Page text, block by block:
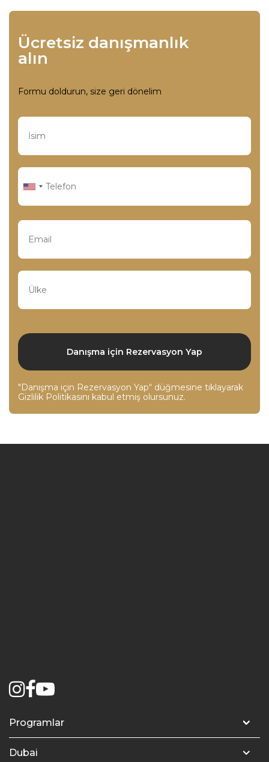
Ücretsiz danışmanlık
alın
Formu doldurun, size geri dönelim
"Danışma için Rezervasyon Yap“ düğmesine tıklayarak
Gizlilik Politikasını kabul etmiş olursunuz.
Programlar
Üniversiteye Hazırlık – Modül 1
Dubai